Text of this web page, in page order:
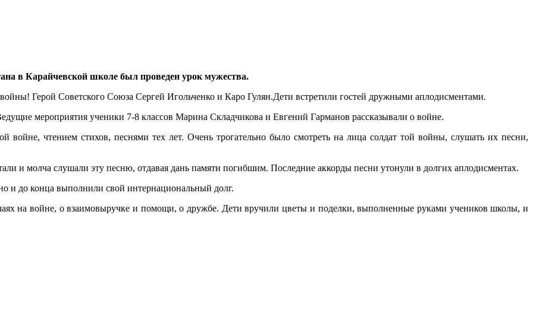
в Карайчевской школе был проведен урок мужества.
Герой Советского Союза Сергей Игольченко и Каро Гулян.Дети встретили гостей дружными аплодисментами.
мероприятия ученики 7-8 классов Марина Складчикова и Евгений Гарманов рассказывали о войне.
войне, чтением стихов, песнями тех лет. Очень трогательно было смотреть на лица солдат той войны, слушать их песни,
и молча слушали эту песню, отдавая дань памяти погибшим. Последние аккорды песни утонули в долгих аплодисментах.
и до конца выполнили свой интернациональный долг.
на войне, о взаимовыручке и помощи, о дружбе. Дети вручили цветы и поделки, выполненные руками учеников школы, и